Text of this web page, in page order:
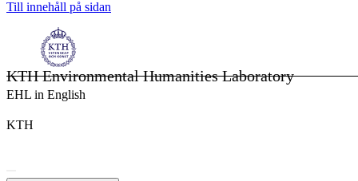
Till innehåll på sidan
KTH Environmental Humanities Laboratory
EHL in English
KTH